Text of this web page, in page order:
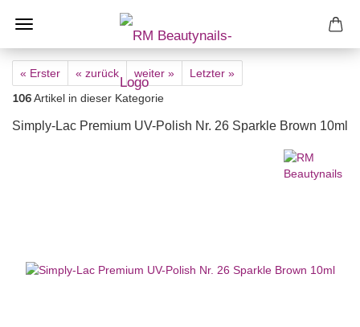
« Erster « zurück weiter » Letzter »
106Artikel in dieser Kategorie
Simply-Lac Premium UV-Polish Nr. 26 Sparkle Brown 10ml